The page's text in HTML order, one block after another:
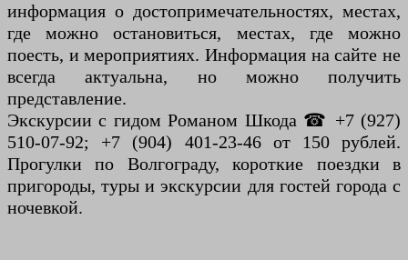
информация о достопримечательностях, местах,
где можно остановиться, местах, где можно
поесть, и мероприятиях. Информация на сайте не
всегда актуальна, но можно получить
представление.
Экскурсии с гидом Романом Шкода ☎ +7 (927)
510-07-92; +7 (904) 401-23-46 от 150 рублей.
Прогулки по Волгограду, короткие поездки в
пригороды, туры и экскурсии для гостей города с
ночевкой.